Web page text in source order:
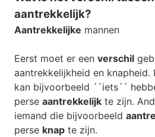
aantrekkelijk?
Aantrekkelijke mannen
Eerst moet er een verschil
aantrekkelijkheid en knapheid.
kan bijvoorbeeld ´´iets´´
perse aantrekkelijk te zijn.
iemand die bijvoorbeeld
perse knap te zijn.